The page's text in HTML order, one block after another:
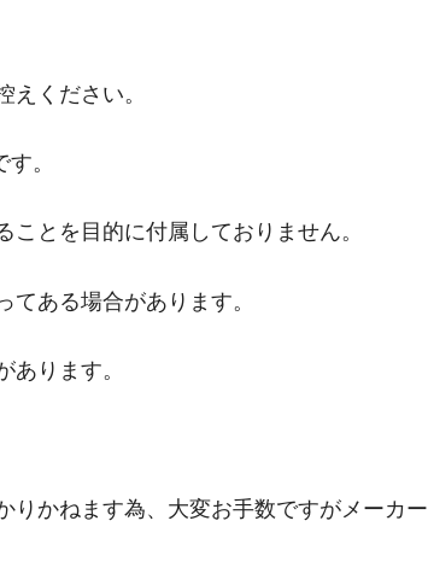
ください。
。
とを目的に付属しておりません。
ある場合があります。
ります。
かねます為、大変お手数ですがメーカー